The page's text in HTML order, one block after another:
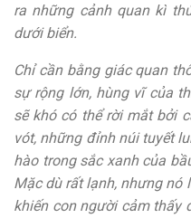
ra những cảnh quan kì
dưới biển.
Chỉ cần bằng giác quan
sự rộng lớn, hùng vĩ của
sẽ khó có thể rời mắt bởi
vót, những đỉnh núi tuyết
hào trong sắc xanh của
Mặc dù rất lạnh, nhưng nó
khiến con người cảm thấy